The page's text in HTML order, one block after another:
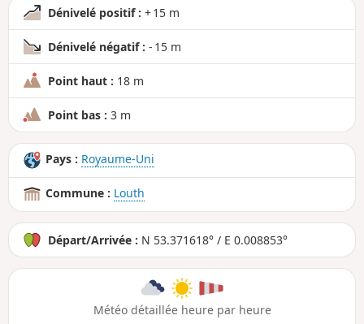
Dénivelé positif : + 15 m
Dénivelé négatif : - 15 m
Point haut : 18 m
Point bas : 3 m
Pays : Royaume-Uni
Commune : Louth
Départ/Arrivée : N 53.371618° / E 0.008853°
Météo détaillée heure par heure